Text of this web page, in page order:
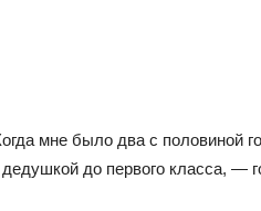
мне было два с половиной
до первого класса, —